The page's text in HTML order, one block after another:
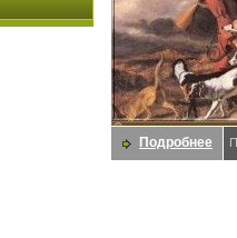
Подробнее